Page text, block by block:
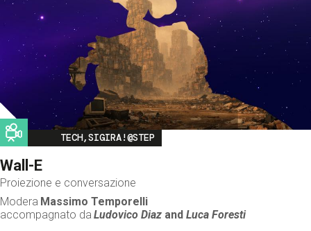
Image
TECH,SIGIRA!@STEP
Wall-E
Proiezione e conversazione
Modera Massimo Temporelli
accompagnato da Ludovico Diaz andLuca Foresti